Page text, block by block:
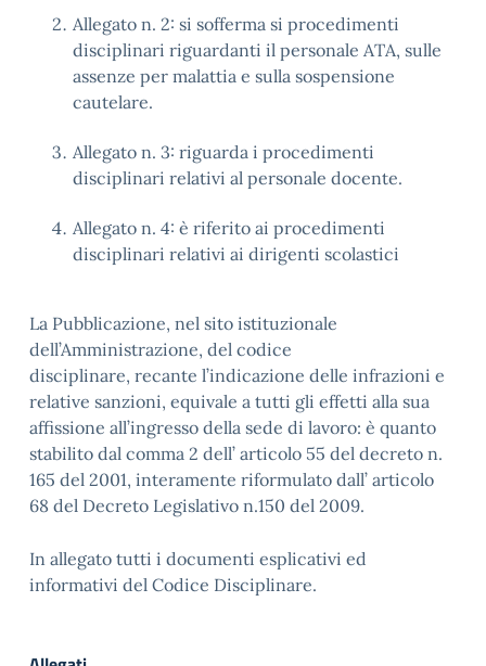
Allegato n. 2: si sofferma si procedimenti
disciplinari riguardanti il personale ATA, sulle
assenze per malattia e sulla sospensione
cautelare.
Allegato n. 3: riguarda i procedimenti
disciplinari relativi al personale docente.
Allegato n. 4: è riferito ai procedimenti
disciplinari relativi ai dirigenti scolastici
La Pubblicazione, nel sito istituzionale
dell’Amministrazione, del codice
disciplinare, recante l’indicazione delle infrazioni e
relative sanzioni, equivale a tutti gli effetti alla sua
affissione all’ingresso della sede di lavoro: è quanto
stabilito dal comma 2 dell’ articolo 55 del decreto n.
165 del 2001, interamente riformulato dall’ articolo
68 del Decreto Legislativo n.150 del 2009.
In allegato tutti i documenti esplicativi ed
informativi del Codice Disciplinare.